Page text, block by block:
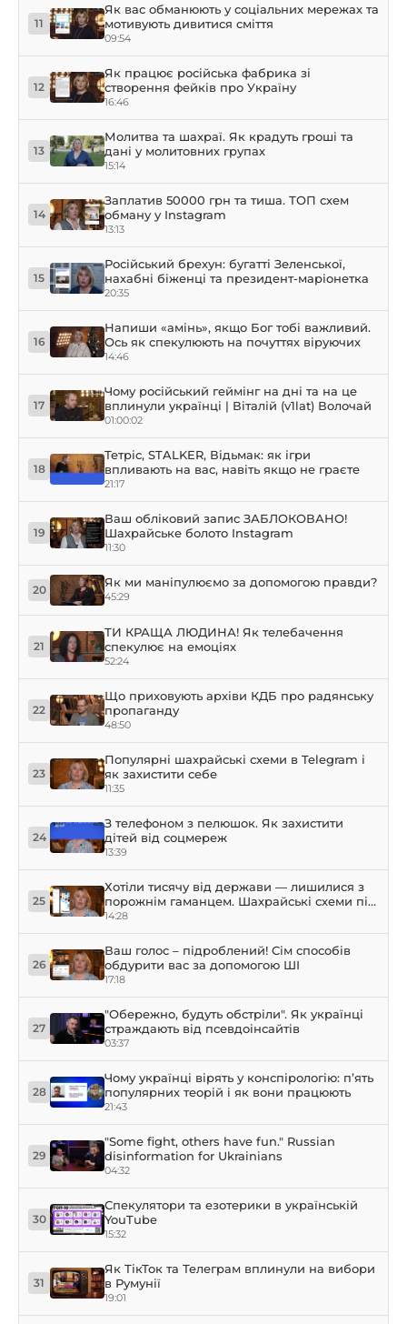
11
Як вас обманюють у соціальних мережах та
мотивують дивитися сміття
09:54
12
Як працює російська фабрика зі
створення фейків про Україну
16:46
13
Молитва та шахраї. Як крадуть гроші та
дані у молитовних групах
15:14
14
Заплатив 50000 грн та тиша. ТОП схем
обману у Instagram
13:13
15
Російський брехун: бугатті Зеленської,
нахабні біженці та президент-маріонетка
20:35
16
Напиши «амінь», якщо Бог тобі важливий.
Ось як спекулюють на почуттях віруючих
14:46
17
Чому російський геймінг на дні та на це
вплинули українці | Віталій (v1lat) Волочай
01:00:02
18
Тетріс, STALKER, Відьмак: як ігри
впливають на вас, навіть якщо не граєте
21:17
19
Ваш обліковий запис ЗАБЛОКОВАНО!
Шахрайське болото Instagram
11:30
20 Як ми маніпулюємо за допомогою правди?
45:29
21
ТИ КРАЩА ЛЮДИНА! Як телебачення
спекулює на емоціях
52:24
22
Що приховують архіви КДБ про радянську
пропаганду
48:50
23
Популярні шахрайські схеми в Telegram і
як захистити себе
11:35
24
З телефоном з пелюшок. Як захистити
дітей від соцмереж
13:39
25
Хотіли тисячу від держави — лишилися з
порожнім гаманцем. Шахрайські схеми під
виглядом держпідтримки
14:28
26
Ваш голос – підроблений! Сім способів
обдурити вас за допомогою ШІ
17:18
27
"Обережно, будуть обстріли". Як українці
страждають від псевдоінсайтів
03:37
28
Чому українці вірять у конспірологію: п’ять
популярних теорій і як вони працюють
21:43
29
"Some fight, others have fun." Russian
disinformation for Ukrainians
04:32
30
Спекулятори та езотерики в українській
YouTube
15:32
31
Як ТікТок та Телеграм вплинули на вибори
в Румунії
19:01